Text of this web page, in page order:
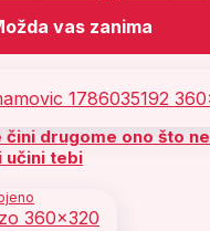
vas zanima
čini drugome ono što ne
učini tebi